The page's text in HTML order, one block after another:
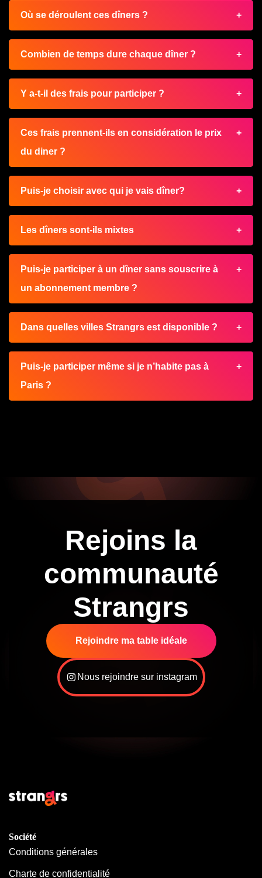
Où se déroulent ces dîners ?
Combien de temps dure chaque dîner ?
Y a-t-il des frais pour participer ?
Ces frais prennent-ils en considération le prix
du diner ?
Puis-je choisir avec qui je vais dîner?
Les dîners sont-ils mixtes
Puis-je participer à un dîner sans souscrire à
un abonnement membre ?
Dans quelles villes Strangrs est disponible ?
Puis-je participer même si je n’habite pas à
Paris ?
Rejoins la
communauté
Strangrs
Rejoindre ma table idéale
Nous rejoindre sur instagram
Société
Conditions générales
Charte de confidentialité